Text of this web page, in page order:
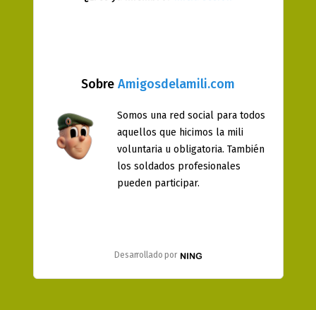
Sobre Amigosdelamili.com
Somos una red social para todos
aquellos que hicimos la mili
voluntaria u obligatoria. También
los soldados profesionales
pueden participar.
Desarrollado por